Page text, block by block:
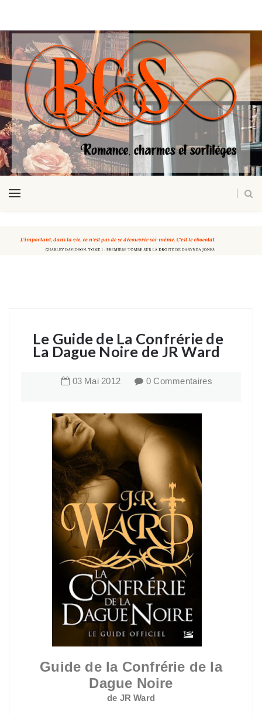
Le Guide de La Confrérie de
La Dague Noire de JR Ward
03 Mai 2012 0 Commentaires
Guide de la Confrérie de la
Dague Noire
de JR Ward